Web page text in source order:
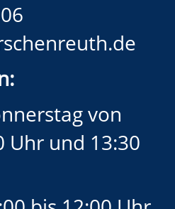
von
Uhr und 13:30